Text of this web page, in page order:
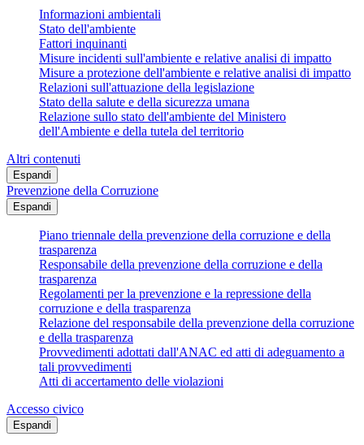
Informazioni ambientali
Stato dell'ambiente
Fattori inquinanti
Misure incidenti sull'ambiente e relative analisi di impatto
Misure a protezione dell'ambiente e relative analisi di impatto
Relazioni sull'attuazione della legislazione
Stato della salute e della sicurezza umana
Relazione sullo stato dell'ambiente del Ministero
dell'Ambiente e della tutela del territorio
Altri contenuti
Espandi
Prevenzione della Corruzione
Espandi
Piano triennale della prevenzione della corruzione e della
trasparenza
Responsabile della prevenzione della corruzione e della
trasparenza
Regolamenti per la prevenzione e la repressione della
corruzione e della trasparenza
Relazione del responsabile della prevenzione della corruzione
e della trasparenza
Provvedimenti adottati dall'ANAC ed atti di adeguamento a
tali provvedimenti
Atti di accertamento delle violazioni
Accesso civico
Espandi